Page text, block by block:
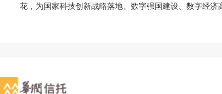
花，为国家科技创新战略落地、数字强国建设、数字经济